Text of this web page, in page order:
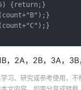
{return;}
，2A，2B，3A，3B
习、研究或参考使用，